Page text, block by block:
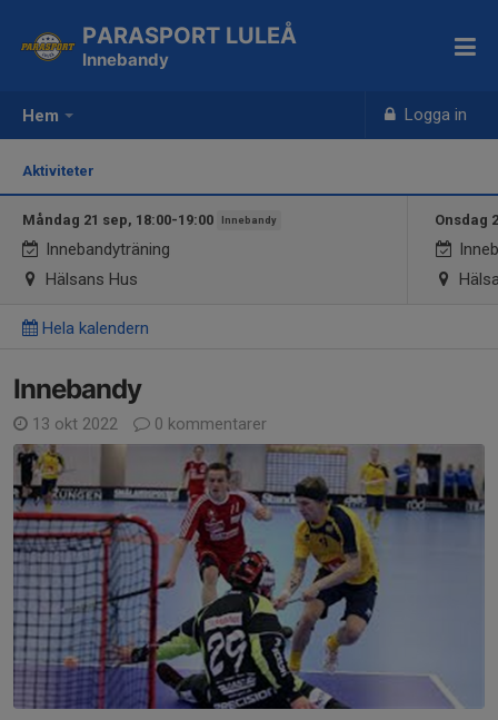
Hem Logga in
PARASPORT LULEÅ
Innebandy
Aktiviteter
Måndag 21 sep, 18:00-19:00 Innebandy
Innebandyträning
Hälsans Hus
Onsdag
Hela kalendern
Innebandy
13 okt 2022 0 kommentarer